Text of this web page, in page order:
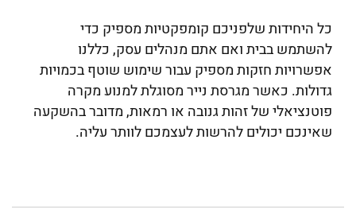
כל היחידות שלפניכם קומפקטיות מספיק כדי
להשתמש בבית ואם אתם מנהלים עסק, כללנו
אפשרויות חזקות מספיק עבור שימוש שוטף בכמויות
גדולות. כאשר מגרסת נייר מסוגלת למנוע מקרה
פוטנציאלי של זהות גנובה או רמאות, מדובר בהשקעה
שאינכם יכולים להרשות לעצמכם לוותר עליה.